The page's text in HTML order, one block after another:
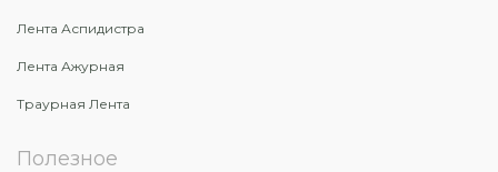
Лента Аспидистра
Лента Ажурная
Траурная Лента
Полезное